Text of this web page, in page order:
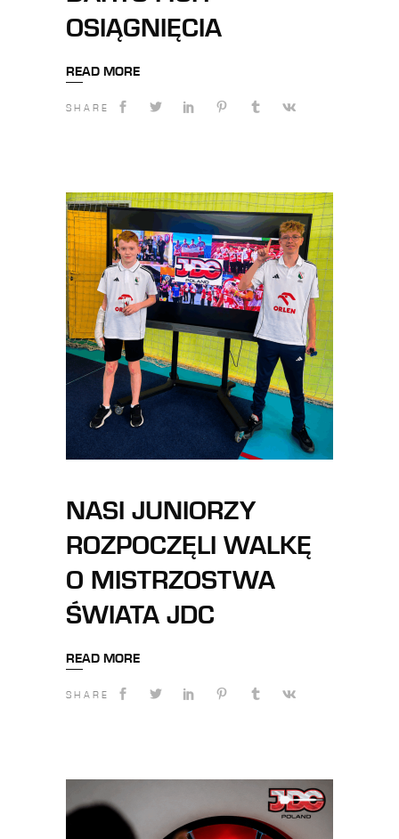
OSIĄGNIĘCIA
READ MORE
SHARE
NASI JUNIORZY
ROZPOCZĘLI WALKĘ
O MISTRZOSTWA
ŚWIATA JDC
READ MORE
SHARE